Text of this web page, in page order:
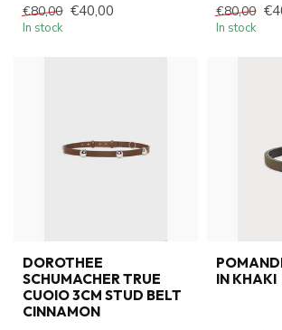
€80,00 €40,00
In stock
€80,00
In stock
DOROTHEE
SCHUMACHER TRUE
CUOIO 3CM STUD BELT
CINNAMON
IN KHAKI